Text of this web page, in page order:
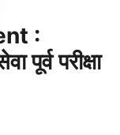
:
पूर्व परीक्षा